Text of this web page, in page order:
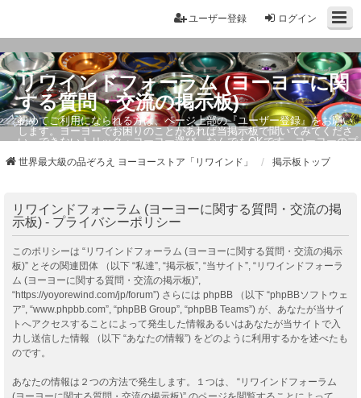
ログイン
ユーザー登録
リワインドフォーラム (ヨーヨーに関
する質問・交流の掲示板)
初めてご利用になられる方は、ページ上部の『ユーザー登録』をお願い
します。ヨーヨーでお困りのことがあれば当掲示板で聞いてみてくださ
い。できないトリック・ヨーヨー選び、なんでもOKです。ヨーヨーのプ
世界最大級の品ぞろえ ヨーヨーストア「リワインド」 掲示板トップ
リワインドフォーラム (ヨーヨーに関する質問・交流の掲
示板) - プライバシーポリシー
このポリシーは “リワインドフォーラム (ヨーヨーに関する質問・交流の掲示
板)” とその関連団体 （以下 “私達”, “掲示板”, “当サイト”, “リワインドフォーラ
ム (ヨーヨーに関する質問・交流の掲示板)”,
“https://yoyorewind.com/jp/forum”) さらには phpBB （以下 “phpBBソフトウェ
ア”, “www.phpbb.com”, “phpBB Group”, “phpBB Teams”) が、あなたが当サイ
トへアクセスすることによって発生した情報あるいはあなたが当サイトで入
力し送信した情報 （以下 “あなたの情報”) をどのように利用するかを述べたも
のです。
あなたの情報は２つの方法で発生します。１つは、 “リワインドフォーラム